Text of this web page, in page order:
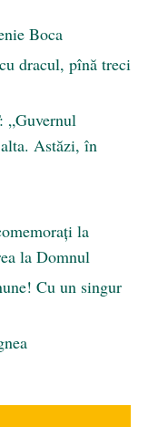
Boca
dracul, pînă treci
„Guvernul
Astăzi, în
la
la Domnul
Cu un singur